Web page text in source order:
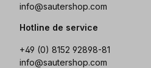
info@sautershop.com
Hotline de service
+49 (0) 8152 92898-81
info@sautershop.com